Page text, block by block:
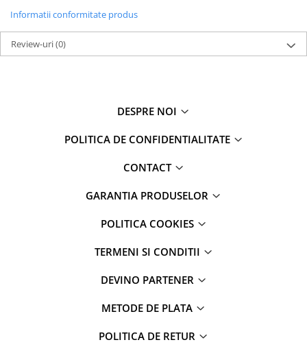
Informatii conformitate produs
Review-uri(0)
DESPRE NOI
POLITICA DE CONFIDENTIALITATE
CONTACT
GARANTIA PRODUSELOR
POLITICA COOKIES
TERMENI SI CONDITII
DEVINO PARTENER
METODE DE PLATA
POLITICA DE RETUR